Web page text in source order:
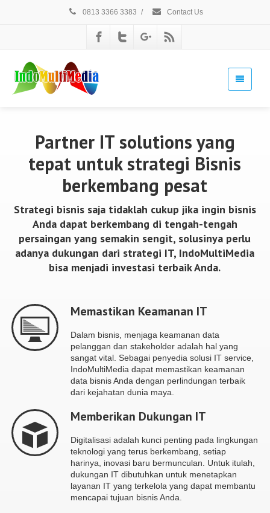
0813 3366 3383 / Contact Us
Partner IT solutions yang
tepat untuk strategi Bisnis
berkembang pesat
Strategi bisnis saja tidaklah cukup jika ingin bisnis
Anda dapat berkembang di tengah-tengah
persaingan yang semakin sengit, solusinya perlu
adanya dukungan dari strategi IT, IndoMultiMedia
bisa menjadi investasi terbaik Anda.
Memastikan Keamanan IT
Dalam bisnis, menjaga keamanan data
pelanggan dan stakeholder adalah hal yang
sangat vital. Sebagai penyedia solusi IT service,
IndoMultiMedia dapat memastikan keamanan
data bisnis Anda dengan perlindungan terbaik
dari kejahatan dunia maya.
Memberikan Dukungan IT
Digitalisasi adalah kunci penting pada lingkungan
teknologi yang terus berkembang, setiap
harinya, inovasi baru bermunculan. Untuk itulah,
dukungan IT dibutuhkan untuk menetapkan
layanan IT yang terkelola yang dapat membantu
mencapai tujuan bisnis Anda.